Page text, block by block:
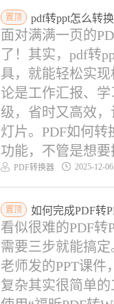
置顶 pdf转ppt怎么转
面对满满一页的
了！其实，pdf转
具，就能轻松实
论是工作汇报、
级，省时又高效
灯片。PDF如何转
功能，不管是想
PDF转换器 2025-12-
置顶 如何完成PDF转
看似很难的PDF
需要三步就能搞
老师发的PPT课件
复杂其实很简单的